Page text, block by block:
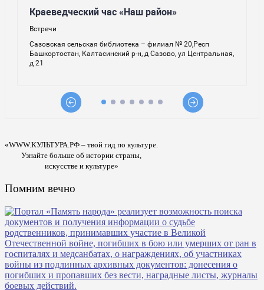
«WWW.КУЛЬТУРА.РФ – твой гид по культуре.
Узнайте больше об истории страны,
искусстве и культуре»
Помним вечно